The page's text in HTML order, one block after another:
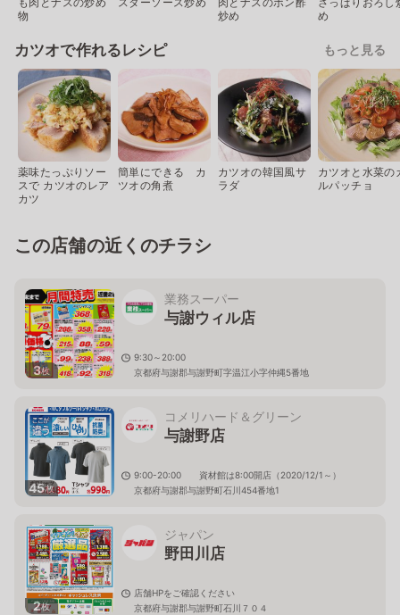
物
炒め
め
カツオで作れるレシピ もっと見る
薬味たっぷりソー
スで カツオのレア
カツ
簡単にできる カ
ツオの角煮
カツオの韓国風サ
ラダ
カツオと水菜の
ルパッチョ
この店舗の近くのチラシ
3枚
業務スーパー
与謝ウィル店
9:30～20:00
京都府与謝郡与謝野町字温江小字仲縄5番地
45枚
コメリハード＆グリーン
与謝野店
9:00-20:00 資材館は8:00開店（2020/12/1～）
京都府与謝郡与謝野町石川454番地1
2枚
ジャパン
野田川店
店舗HPをご確認ください
京都府与謝郡与謝野町石川７０４